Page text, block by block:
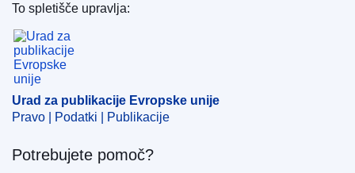
Urad za publikacije Evropske unije
To spletišče upravlja:
Urad za publikacije Evropske unije
Pravo | Podatki | Publikacije
Potrebujete pomoč?